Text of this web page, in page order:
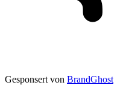
Gesponsert von BrandGhost